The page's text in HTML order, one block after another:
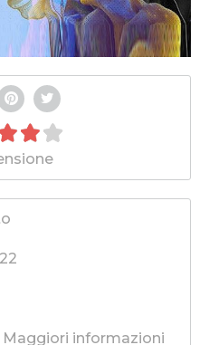
Maggiori informazioni